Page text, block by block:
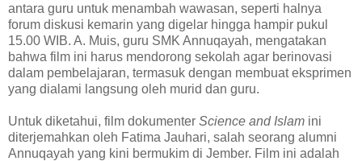
antara guru untuk menambah wawasan, seperti halnya
forum diskusi kemarin yang digelar hingga hampir pukul
15.00 WIB. A. Muis, guru SMK Annuqayah, mengatakan
bahwa film ini harus mendorong sekolah agar berinovasi
dalam pembelajaran, termasuk dengan membuat eksprimen
yang dialami langsung oleh murid dan guru.
Untuk diketahui, film dokumenter Science and Islam ini
diterjemahkan oleh Fatima Jauhari, salah seorang alumni
Annuqayah yang kini bermukim di Jember. Film ini adalah